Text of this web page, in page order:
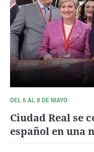
DEL 6 AL 8 DE MAYO
Ciudad Real se
español en una